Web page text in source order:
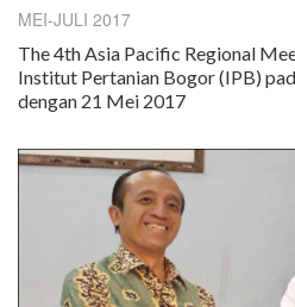
MEI-JULI 2017
The 4th Asia Pacific Regional
Institut Pertanian Bogor (IPB)
dengan 21 Mei 2017